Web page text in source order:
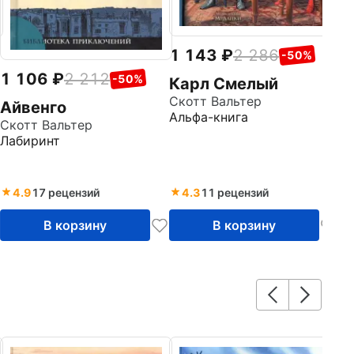
1 106 2 212 -50%
Айвенго
Скотт Вальтер
Лабиринт
4.917 рецензий
В корзину
1 143 2 286 -50%
Карл Смелый
Скотт Вальтер
Альфа-книга
4.311 рецензий
В корзину